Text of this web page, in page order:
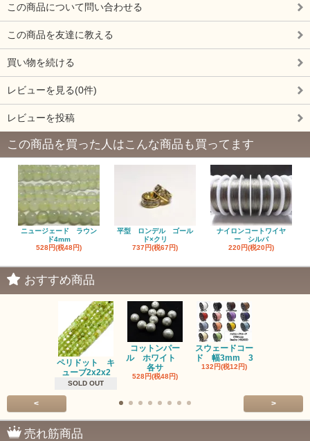
この商品について問い合わせる
この商品を友達に教える
買い物を続ける
レビューを見る(0件)
レビューを投稿
この商品を買った人はこんな商品も買ってます
ニュージェード ラウン
ド4mm
528円(税48円)
平型 ロンデル ゴール
ド×クリ
737円(税67円)
ナイロンコートワイヤ
ー シルバ
220円(税20円)
おすすめ商品
ペリドット キ
ューブ2x2x2
SOLD OUT
コットンパー
ル ホワイト
各サ
528円(税48円)
スウェードコー
ド 幅3mm 3
132円(税12円)
< >
売れ筋商品